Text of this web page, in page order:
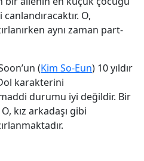
O,
aynı zaman part-
(Kim So-Eun) 10 yıldır
karakterini
durumu iyi değildir. Bir
kız arkadaşı gibi